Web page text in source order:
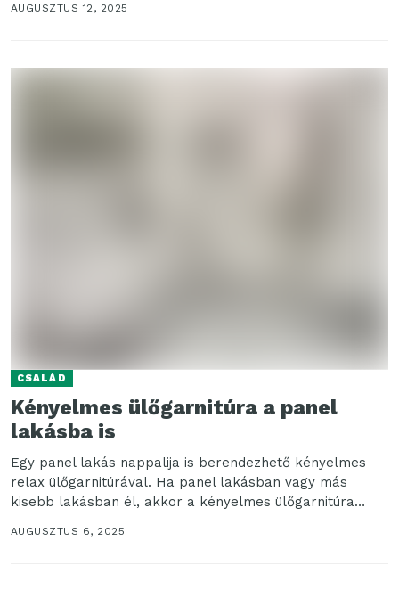
AUGUSZTUS 12, 2025
CSALÁD
Kényelmes ülőgarnitúra a panel
lakásba is
Egy panel lakás nappalija is berendezhető kényelmes
relax ülőgarnitúrával. Ha panel lakásban vagy más
kisebb lakásban él, akkor a kényelmes ülőgarnitúra
AUGUSZTUS 6, 2025